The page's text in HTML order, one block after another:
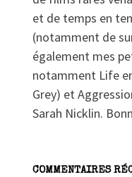
et de temps en
(notamment de
également mes
notamment Life
Grey) et
Sarah Nicklin.
COMMENTAIRES